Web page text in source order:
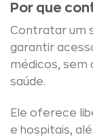
Por que
Contratar um
garantir
médicos, sem
saúde.
Ele oferece
e hospitais,